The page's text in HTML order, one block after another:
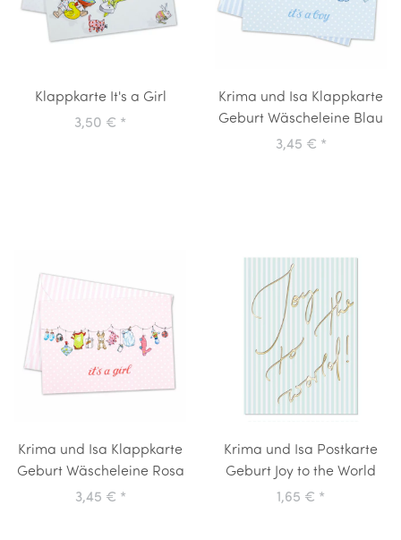
Klappkarte It's a Girl
3,50 € *
Krima und Isa Klappkarte
Geburt Wäscheleine Blau
3,45 € *
Krima und Isa Klappkarte
Geburt Wäscheleine Rosa
3,45 € *
Krima und Isa Postkarte
Geburt Joy to the World
1,65 € *